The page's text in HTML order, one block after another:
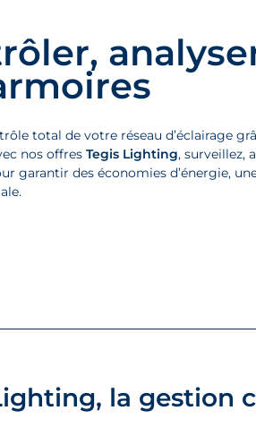
total de votre réseau d’éclairage
nos offresTegis Lighting, surveillez,
garantir des économies d’énergie,
la gestion